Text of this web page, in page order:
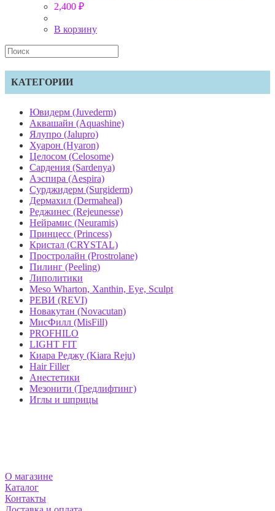
2,400 ₽
В корзину
Search
this
website
КАТЕГОРИИ
Ювидерм (Juvederm)
Аквашайн (Aquashine)
Ялупро (Jalupro)
Хуарон (Hyaron)
Целосом (Celosome)
Сардения (Sardenya)
Аэспира (Aespira)
Сурджидерм (Surgiderm)
Дермахил (Dermaheal)
Реджинес (Rejeunesse)
Нейрамис (Neuramis)
Принцесс (Princess)
Кристал (CRYSTAL)
Простролайн (Prostrolane)
Пилинг (Peeling)
Липолитики
Meso Wharton, Xanthin, Eye, Sculpt
РЕВИ (REVI)
Новакутан (Novacutan)
МисФилл (MisFill)
PROFHILO
LIGHT FIT
Киара Реджу (Kiara Reju)
Hair Filler
Анестетики
Мезонити (Тредлифтинг)
Иглы и шприцы
О магазине
Каталог
Контакты